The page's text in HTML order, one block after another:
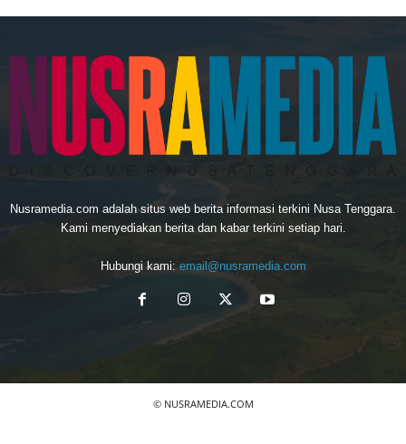
Nusramedia.com adalah situs web berita informasi terkini Nusa Tenggara.
Kami menyediakan berita dan kabar terkini setiap hari.
Hubungi kami: email@nusramedia.com
© NUSRAMEDIA.COM